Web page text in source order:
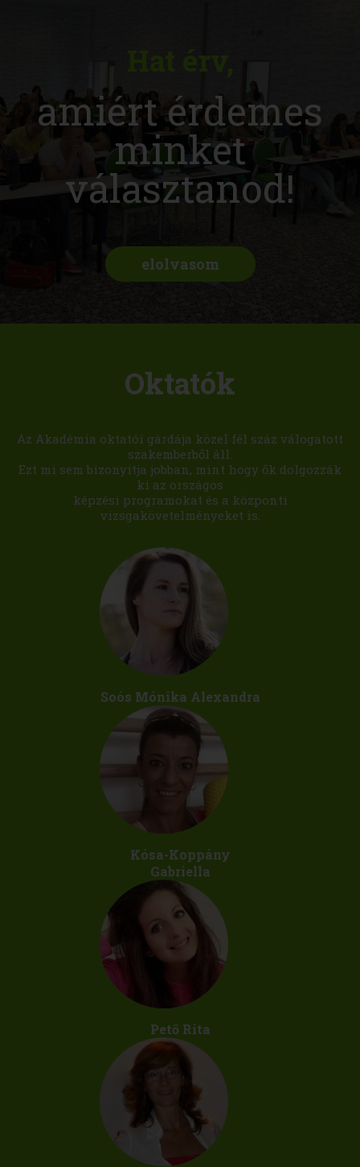
Hat érv,
amiért érdemes
minket
választanod!
elolvasom
Oktatók
Az Akadémia oktatói gárdája közel fél száz válogatott
szakemberből áll.
Ezt mi sem bizonyítja jobban, mint hogy ők dolgozzák
ki az országos
képzési programokat és a központi
vizsgakövetelményeket is.
Soós Mónika Alexandra
Kósa-Koppány
Gabriella
Pető Rita